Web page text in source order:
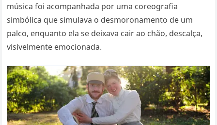
música foi acompanhada por uma coreografia
simbólica que simulava o desmoronamento de um
palco, enquanto ela se deixava cair ao chão, descalça,
visivelmente emocionada.